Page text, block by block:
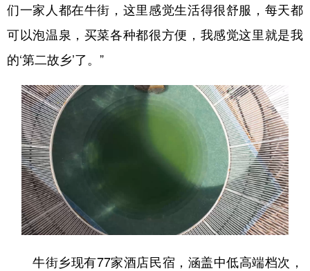
们一家人都在牛街，这里感觉生活得很舒服，每天都
可以泡温泉，买菜各种都很方便，我感觉这里就是我
的‘第二故乡’了。”
牛街乡现有77家酒店民宿，涵盖中低高端档次，